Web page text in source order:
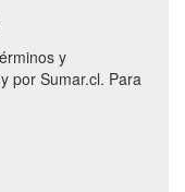
y
por Sumar.cl. Para